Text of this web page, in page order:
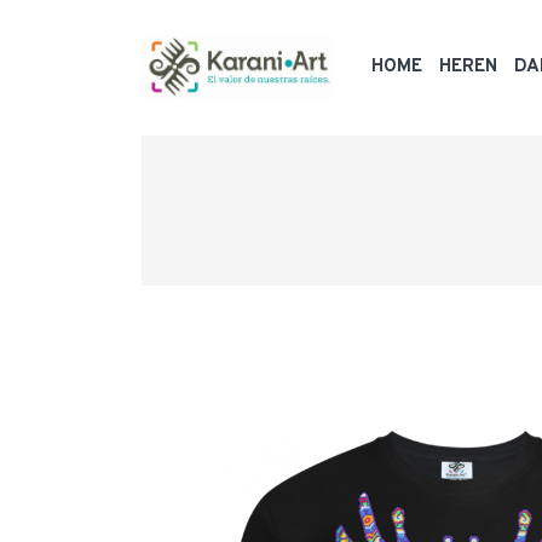
HOME HEREN